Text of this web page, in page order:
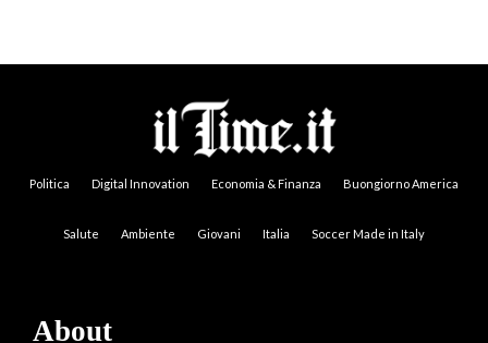
Politica Digital Innovation Economia & Finanza Buongiorno America
Salute Ambiente Giovani Italia Soccer Made in Italy
About